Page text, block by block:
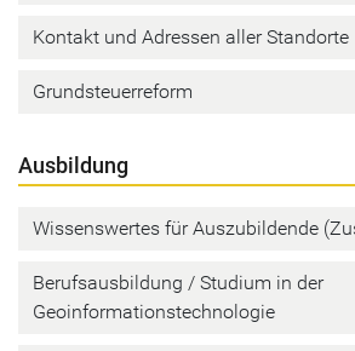
Kontakt und Adressen aller Standorte
Grundsteuerreform
Ausbildung
Wissenswertes für Auszubildende
Berufsausbildung / Studium in der
Geoinformationstechnologie